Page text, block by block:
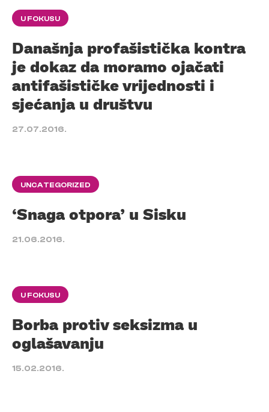
U FOKUSU
Današnja profašistička kontra
je dokaz da moramo ojačati
antifašističke vrijednosti i
sjećanja u društvu
27.07.2016.
UNCATEGORIZED
‘Snaga otpora’ u Sisku
21.06.2016.
U FOKUSU
Borba protiv seksizma u
oglašavanju
15.02.2016.